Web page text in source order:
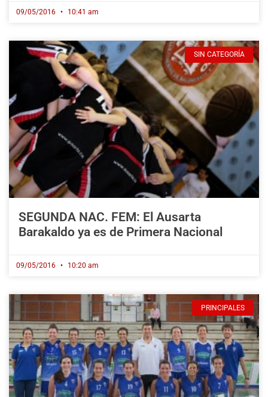
09/05/2016 10:41 am
SIN CATEGORÍA
SEGUNDA NAC. FEM: El Ausarta
Barakaldo ya es de Primera Nacional
09/05/2016 10:20 am
PRINCIPALES